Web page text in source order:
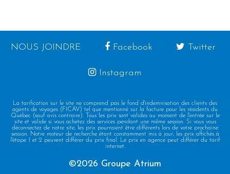
NOUS JOINDRE Facebook Twitter
Instagram
La tarification sur le site ne comprend pas le fond d'indemnisation des clients des
agents de voyages (FICAV) tel que mentionné sur la facture pour les résidents du
Québec (sauf avis contraire). Tous les prix sont valides au moment de l'entrée sur le
site et valide si vous achetez des services pendant une même session. Si vous vous
déconnectez de notre site, les prix pourraient être différents lors de votre prochaine
session. Notre moteur de recherche étant constamment mis à jour, les prix affichés à
l'étape 1 et 2 peuvent différer du prix final. Le prix en agence peut différer du tarif
internet.
©2026 Groupe Atrium